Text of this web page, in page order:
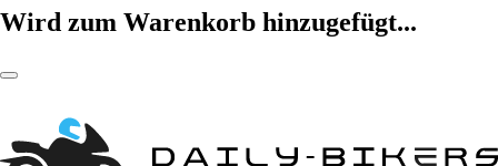
Wird zum Warenkorb hinzugefügt...